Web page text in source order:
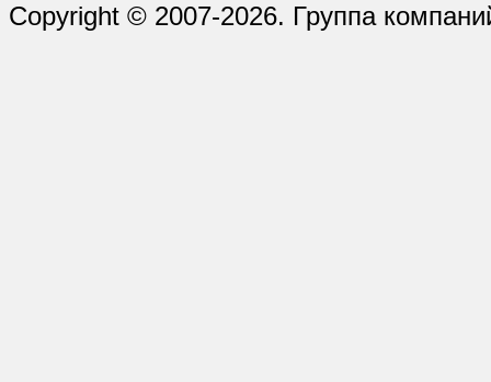
Copyright © 2007-2026. Группа